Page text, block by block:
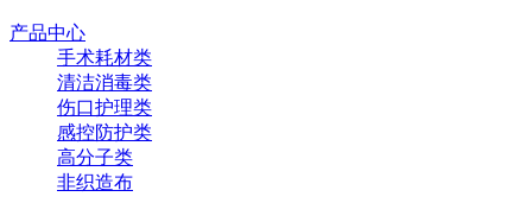
产品中心
手术耗材类
清洁消毒类
伤口护理类
感控防护类
高分子类
非织造布